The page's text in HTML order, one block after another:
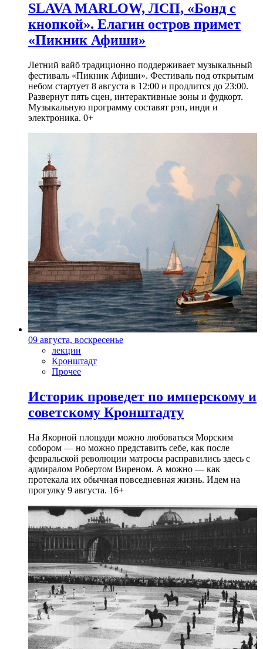
SLAVA MARLOW, ЛСП, «Бонд с
кнопкой». Елагин остров примет
«Пикник Афиши»
Летний вайб традиционно поддерживает музыкальный
фестиваль «Пикник Афиши». Фестиваль под открытым
небом стартует 8 августа в 12:00 и продлится до 23:00.
Развернут пять сцен, интерактивные зоны и фудкорт.
Музыкальную программу составят рэп, инди и
электроника. 0+
09 августа, воскресенье
лекции
Кронштадт
Прочее
Историк проведет по имперскому и
советскому Кронштадту
На Якорной площади можно любоваться Морским
собором — но можно представить себе, как после
февральской революции матросы расправились здесь с
адмиралом Робертом Виреном. А можно — как
протекала их обычная повседневная жизнь. Идем на
прогулку 9 августа. 16+